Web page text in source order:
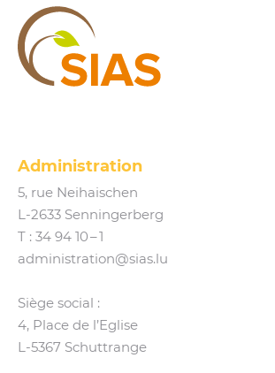
Administration
5, rue Neihaischen
L‑2633 Senningerberg
T : 34 94 10 – 1
administration@​sias.​lu
Siège social :
4, Place de l’Eglise
L‑5367 Schuttrange